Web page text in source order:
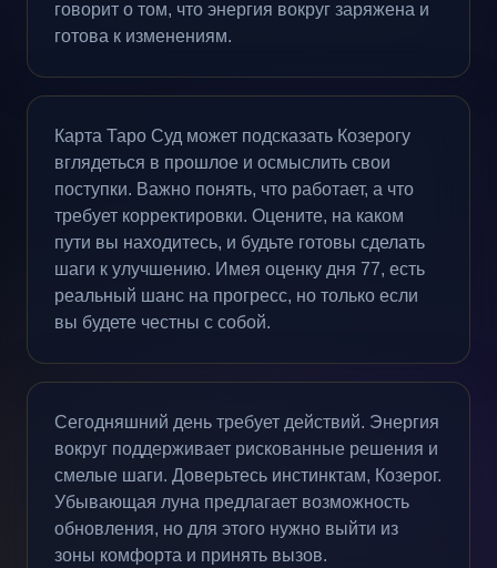
говорит о том, что энергия вокруг заряжена и
готова к изменениям.
Карта Таро Суд может подсказать Козерогу
вглядеться в прошлое и осмыслить свои
поступки. Важно понять, что работает, а что
требует корректировки. Оцените, на каком
пути вы находитесь, и будьте готовы сделать
шаги к улучшению. Имея оценку дня 77, есть
реальный шанс на прогресс, но только если
вы будете честны с собой.
Сегодняшний день требует действий. Энергия
вокруг поддерживает рискованные решения и
смелые шаги. Доверьтесь инстинктам, Козерог.
Убывающая луна предлагает возможность
обновления, но для этого нужно выйти из
зоны комфорта и принять вызов.